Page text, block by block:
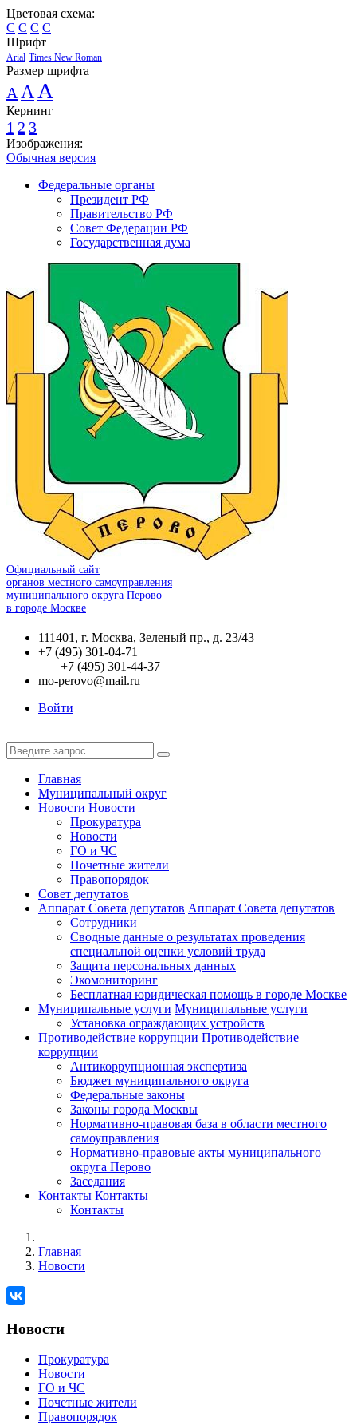
Цветовая схема:
C C C C
Шрифт
Arial Times New Roman
Размер шрифта
A A A
Кернинг
1 2 3
Изображения:
Обычная версия
Федеральные органы
Президент РФ
Правительство РФ
Совет Федерации РФ
Государственная дума
Официальный сайт
органов местного самоуправления
муниципального округа Перово
в городе Москве
111401, г. Москва, Зеленый пр., д. 23/43
+7 (495) 301-04-71
+7 (495) 301-44-37
mo-perovo@mail.ru
Войти
Главная
Муниципальный округ
Новости Новости
Прокуратура
Новости
ГО и ЧС
Почетные жители
Правопорядок
Совет депутатов
Аппарат Совета депутатов Аппарат Совета депутатов
Сотрудники
Сводные данные о результатах проведения
специальной оценки условий труда
Защита персональных данных
Экомониторинг
Бесплатная юридическая помощь в городе Москве
Муниципальные услуги Муниципальные услуги
Установка ограждающих устройств
Противодействие коррупции Противодействие
коррупции
Антикоррупционная экспертиза
Бюджет муниципального округа
Федеральные законы
Законы города Москвы
Нормативно-правовая база в области местного
самоуправления
Нормативно-правовые акты муниципального
округа Перово
Заседания
Контакты Контакты
Контакты
Главная
Новости
Новости
Прокуратура
Новости
ГО и ЧС
Почетные жители
Правопорядок